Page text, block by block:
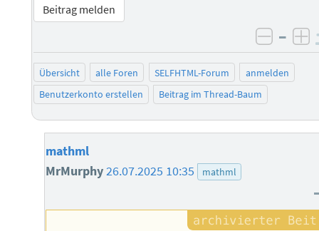
Beitrag melden
–
Übersicht alle Foren SELFHTML-Forum
anmelden
Benutzerkonto erstellen
Beitrag im Thread-Baum
mathml
MrMurphy26.07.2025 10:35 mathml